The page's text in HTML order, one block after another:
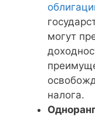
могут
налога.